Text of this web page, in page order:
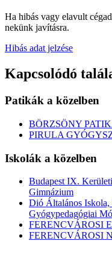
Ha hibás vagy elavult
nekünk javításra.
Hibás adat jelzése
Kapcsolódó
Patikák a közelben
BÖRZSÖNY
PIRULA
Iskolák a közelben
Budapest IX.
Gimnázium
Dió Általános Iskola,
Gyógypedagógiai
FERENCVÁROSI
FERENCVÁROSI